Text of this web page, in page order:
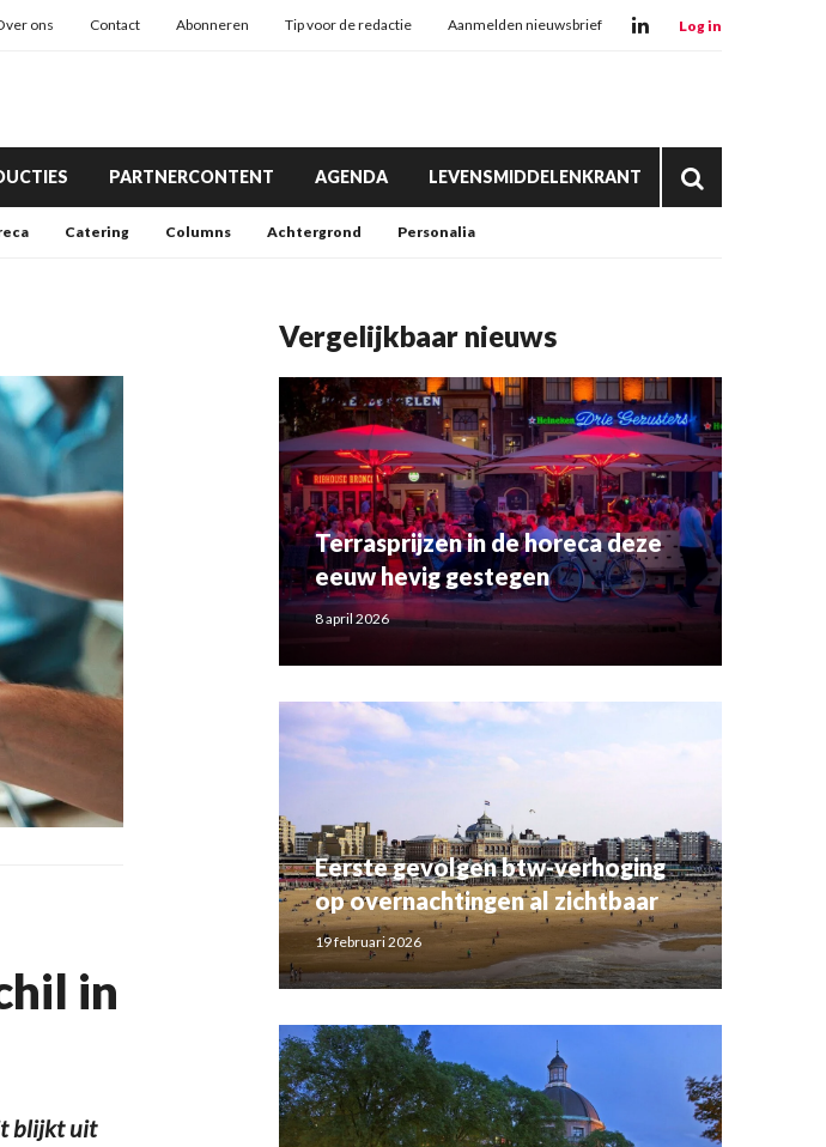
ons Contact Abonneren Tip voor de redactie Aanmelden nieuwsbrief Log in
PARTNERCONTENT AGENDA LEVENSMIDDELENKRANT
Catering Columns Achtergrond Personalia
in
blijkt uit
Vergelijkbaar nieuws
Terrasprijzen in de horeca deze
eeuw hevig gestegen
8 april 2026
Eerste gevolgen btw-verhoging
op overnachtingen al zichtbaar
19 februari 2026